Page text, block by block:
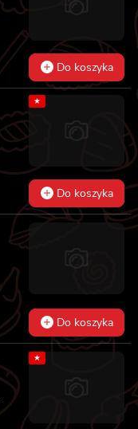
Do koszyka
★
Do koszyka
Do koszyka
★